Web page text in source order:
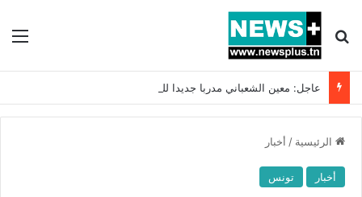
بحث عن
عاجل: معين الشعباني مدربا جديدا للمنتخب التونسي !!
الرئيسية / أخبار
أخبار تونس